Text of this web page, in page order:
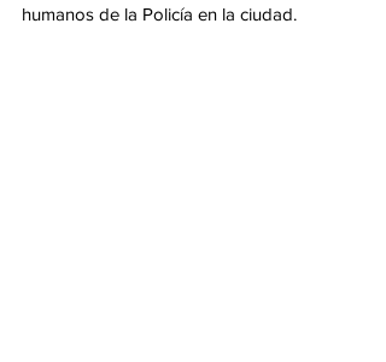
humanos de la Policía en la ciudad.